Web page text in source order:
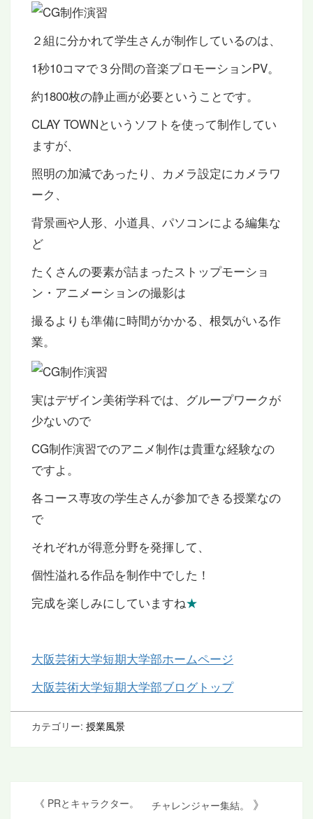
２組に分かれて学生さんが制作しているのは、
1秒10コマで３分間の音楽プロモーションPV。
約1800枚の静止画が必要ということです。
CLAY TOWNというソフトを使って制作してい
ますが、
照明の加減であったり、カメラ設定にカメラワ
ーク、
背景画や人形、小道具、パソコンによる編集な
ど
たくさんの要素が詰まったストップモーショ
ン・アニメーションの撮影は
撮るよりも準備に時間がかかる、根気がいる作
業。
実はデザイン美術学科では、グループワークが
少ないので
CG制作演習でのアニメ制作は貴重な経験なの
ですよ。
各コース専攻の学生さんが参加できる授業なの
で
それぞれが得意分野を発揮して、
個性溢れる作品を制作中でした！
完成を楽しみにしていますね★
大阪芸術大学短期大学部ホームページ
大阪芸術大学短期大学部ブログトップ
カテゴリー: 授業風景
《 PRとキャラクター。 チャレンジャー集結。 》